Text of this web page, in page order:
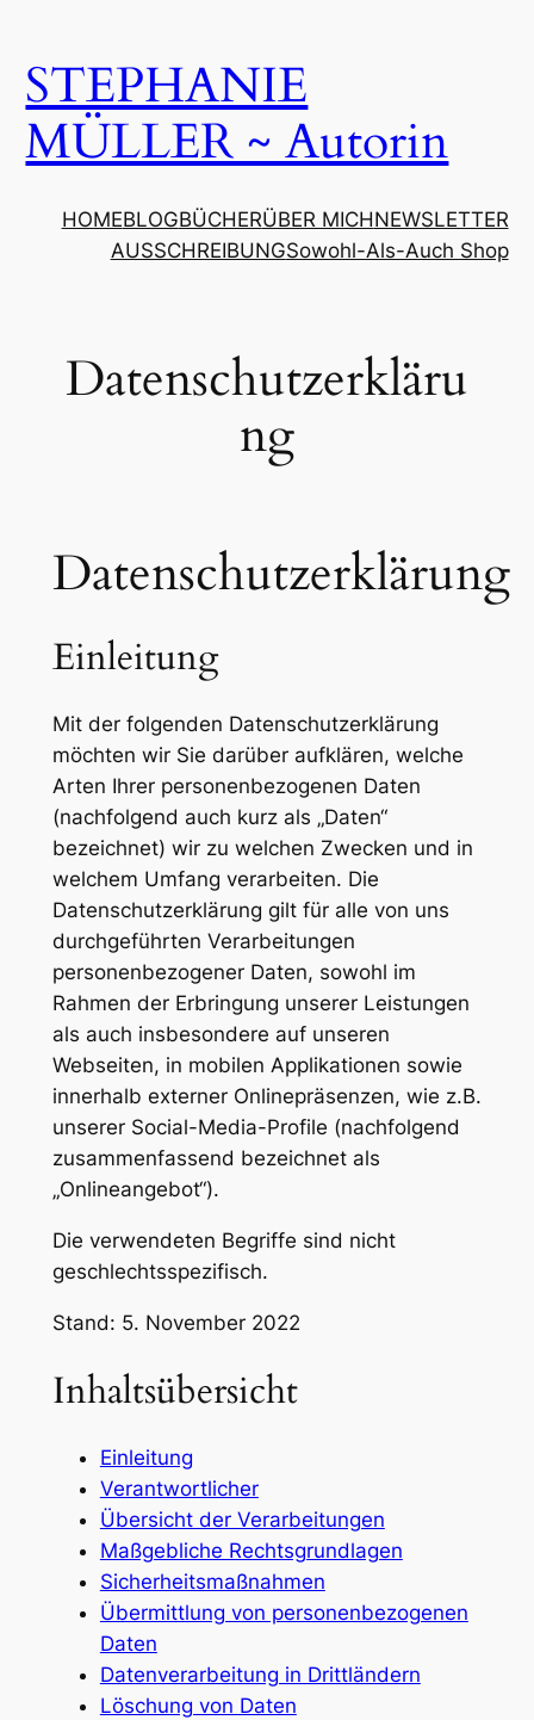
springen
STEPHANIE
MÜLLER ~ Autorin
HOMEBLOGBÜCHERÜBER MICHNEWSLETTER
AUSSCHREIBUNGSowohl-Als-Auch Shop
Datenschutzerkläru
ng
Datenschutzerklärung
Einleitung
Mit der folgenden Datenschutzerklärung
möchten wir Sie darüber aufklären, welche
Arten Ihrer personenbezogenen Daten
(nachfolgend auch kurz als „Daten“
bezeichnet) wir zu welchen Zwecken und in
welchem Umfang verarbeiten. Die
Datenschutzerklärung gilt für alle von uns
durchgeführten Verarbeitungen
personenbezogener Daten, sowohl im
Rahmen der Erbringung unserer Leistungen
als auch insbesondere auf unseren
Webseiten, in mobilen Applikationen sowie
innerhalb externer Onlinepräsenzen, wie z.B.
unserer Social-Media-Profile (nachfolgend
zusammenfassend bezeichnet als
„Onlineangebot“).
Die verwendeten Begriffe sind nicht
geschlechtsspezifisch.
Stand: 5. November 2022
Inhaltsübersicht
Einleitung
Verantwortlicher
Übersicht der Verarbeitungen
Maßgebliche Rechtsgrundlagen
Sicherheitsmaßnahmen
Übermittlung von personenbezogenen
Daten
Datenverarbeitung in Drittländern
Löschung von Daten